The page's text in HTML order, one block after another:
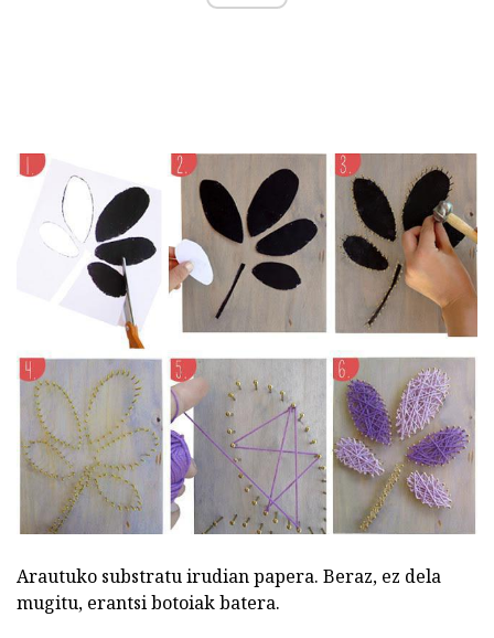
Arautuko substratu irudian papera. Beraz, ez dela
mugitu, erantsi botoiak batera.